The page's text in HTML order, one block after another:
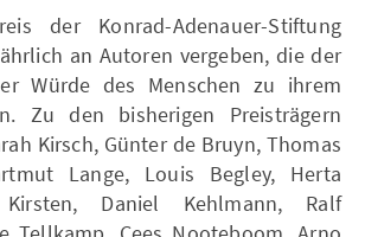
der Konrad-Adenauer-Stiftung
an Autoren vergeben, die der
Würde des Menschen zu ihrem
Zu den bisherigen Preisträgern
Kirsch, Günter de Bruyn, Thomas
Lange, Louis Begley, Herta
Daniel Kehlmann, Ralf